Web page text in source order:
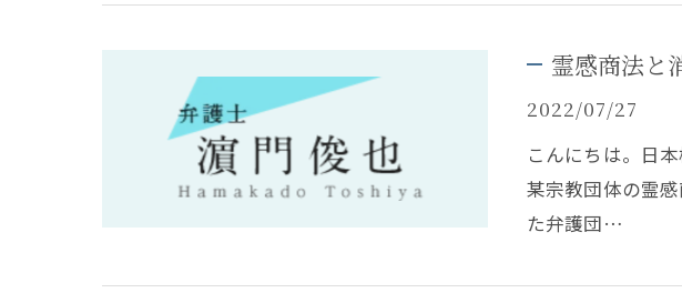
霊感商法と
2022/07/27
こんにちは。日
某宗教団体の霊
た弁護団…